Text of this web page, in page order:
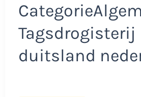
Tagsdrogisterij
duitsland